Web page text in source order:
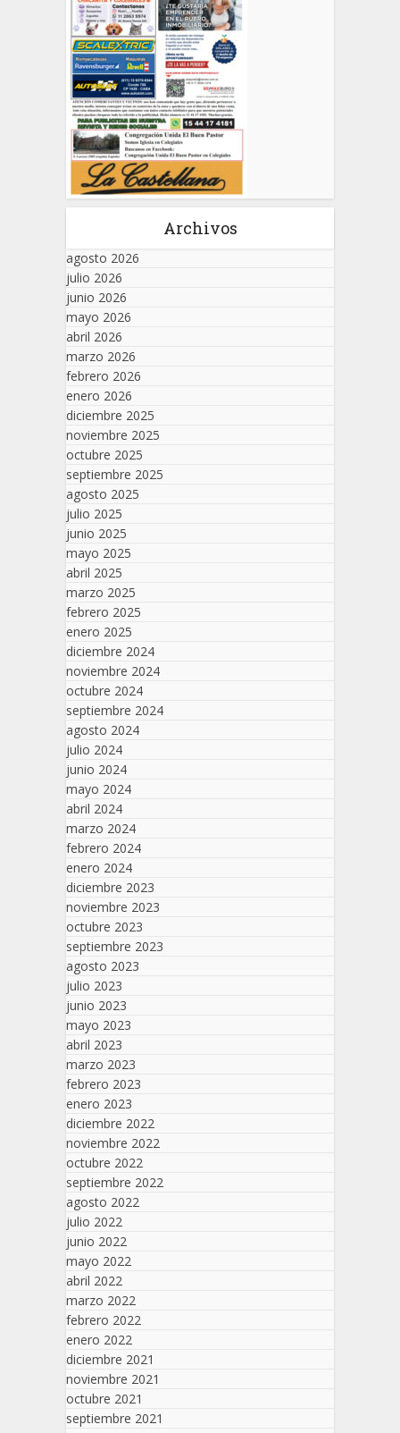
Archivos
agosto 2026
julio 2026
junio 2026
mayo 2026
abril 2026
marzo 2026
febrero 2026
enero 2026
diciembre 2025
noviembre 2025
octubre 2025
septiembre 2025
agosto 2025
julio 2025
junio 2025
mayo 2025
abril 2025
marzo 2025
febrero 2025
enero 2025
diciembre 2024
noviembre 2024
octubre 2024
septiembre 2024
agosto 2024
julio 2024
junio 2024
mayo 2024
abril 2024
marzo 2024
febrero 2024
enero 2024
diciembre 2023
noviembre 2023
octubre 2023
septiembre 2023
agosto 2023
julio 2023
junio 2023
mayo 2023
abril 2023
marzo 2023
febrero 2023
enero 2023
diciembre 2022
noviembre 2022
octubre 2022
septiembre 2022
agosto 2022
julio 2022
junio 2022
mayo 2022
abril 2022
marzo 2022
febrero 2022
enero 2022
diciembre 2021
noviembre 2021
octubre 2021
septiembre 2021